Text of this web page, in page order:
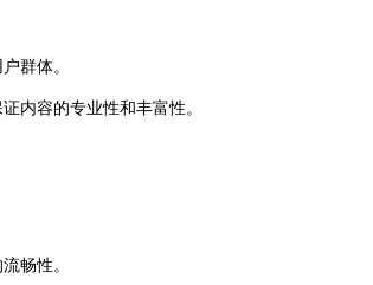
群体。
内容的专业性和丰富性。
畅性。